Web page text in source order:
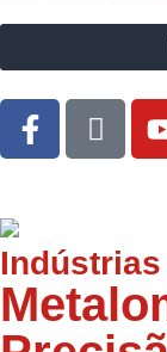
Indústrias